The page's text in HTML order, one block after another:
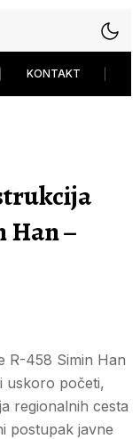
KONTAKT
Han –
R-458 Simin Han
uskoro početi,
regionalnih cesta
postupak javne